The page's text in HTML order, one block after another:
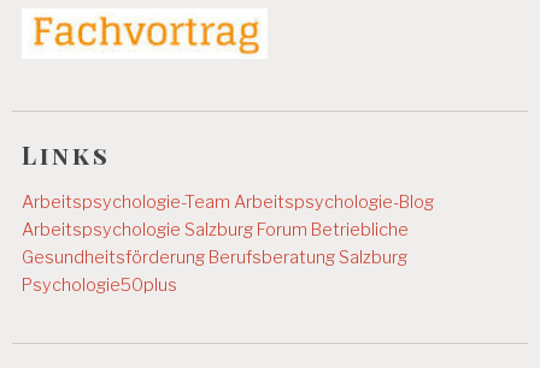
Links
Arbeitspsychologie-TeamArbeitspsychologie-Blog
Arbeitspsychologie Salzburg Forum Betriebliche
Gesundheitsförderung Berufsberatung Salzburg
Psychologie50plus